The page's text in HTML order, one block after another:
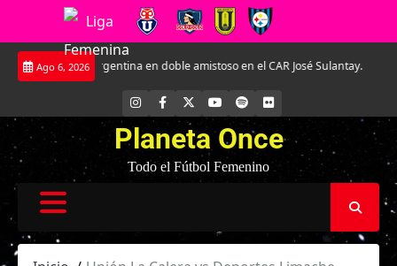
Saltar
Ago 6, 2026
ante Argentina en doble amistoso en el CAR José Sulantay.
INSTAGRAM
FACEBOOK YOUTUBE
SPOTIFYFLICKR
Planeta Once
Todo el Fútbol Femenino